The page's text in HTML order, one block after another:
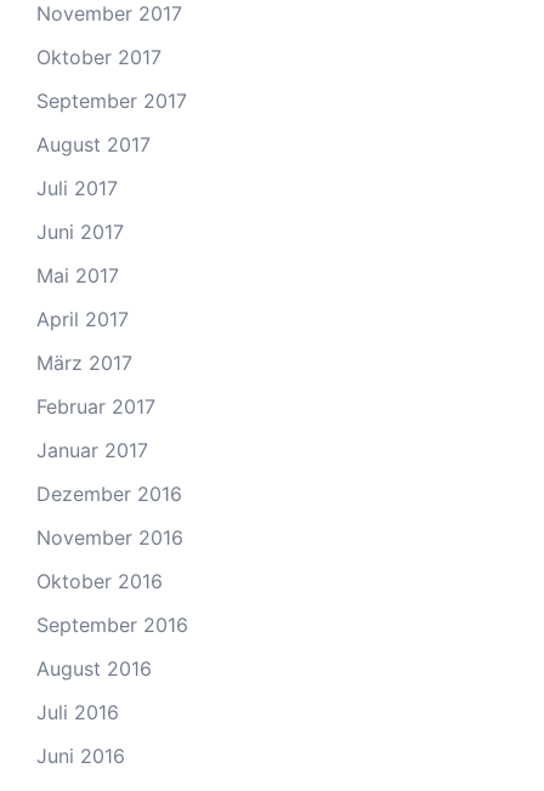
November 2017
Oktober 2017
September 2017
August 2017
Juli 2017
Juni 2017
Mai 2017
April 2017
März 2017
Februar 2017
Januar 2017
Dezember 2016
November 2016
Oktober 2016
September 2016
August 2016
Juli 2016
Juni 2016